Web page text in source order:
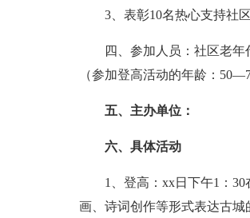
3、表彰10名热心支持社
四、参加人员：社区老
（参加登高活动的年龄：
五、主办单位：
六、具体活动
1、登高：xx日下午1：
画、诗词创作等形式表达古城